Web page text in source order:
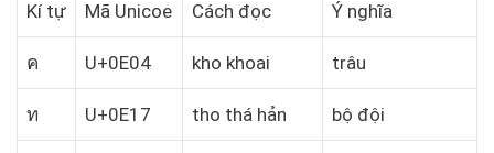
Kí tự Mã Unicoe Cách đọc Ý nghĩa
ค U+0E04 kho khoai trâu
ท U+0E17 tho thá hản bộ đội